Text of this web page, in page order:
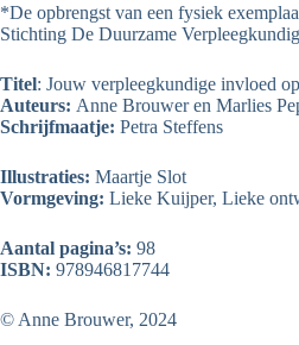
*De opbrengst van een fysiek
Stichting De Duurzame
Titel: Jouw verpleegkundige invloed
Auteurs: Anne Brouwer en Marlies
Schrijfmaatje: Petra Steffens
Illustraties: Maartje Slot
Vormgeving: Lieke Kuijper, Lieke
Aantal pagina’s: 98
ISBN: 978946817744
© Anne Brouwer, 2024